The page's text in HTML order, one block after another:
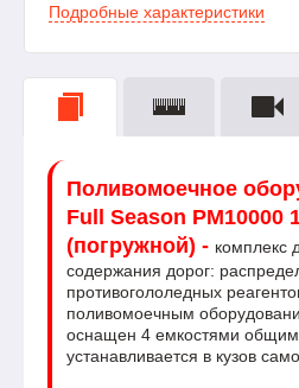
Подробные характеристики
Поливомоечное
Full Season PM10000
(погружной) - комплекс
содержания дорог:
противогололедных
поливомоечным
оснащен 4 емкостями
устанавливается в кузов